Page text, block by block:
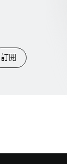
訂閱